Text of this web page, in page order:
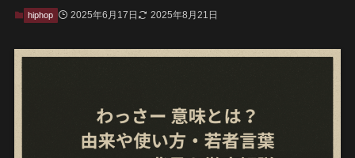
hiphop 2025年6月17日 2025年8月21日